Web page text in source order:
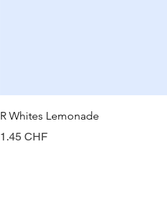
R Whites Lemonade
Prix
1.45 CHF